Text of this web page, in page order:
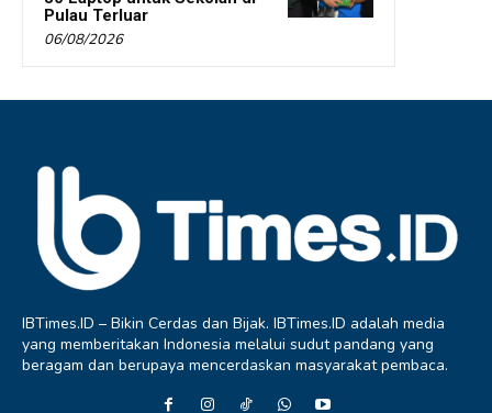
Pulau Terluar
06/08/2026
IBTimes.ID – Bikin Cerdas dan Bijak. IBTimes.ID adalah media
yang memberitakan Indonesia melalui sudut pandang yang
beragam dan berupaya mencerdaskan masyarakat pembaca.